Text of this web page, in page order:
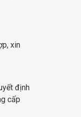
xin
định
cấp